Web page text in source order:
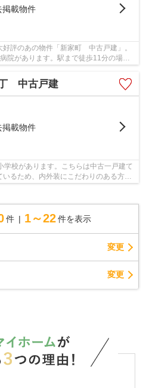
掲載物件
評のあの物件「新家町 中古戸建」。
院があります。駅まで徒歩11分の場所
中古戸建
掲載物件
学校があります。こちらは中古一戸建て
るため、内外装にこだわりのある方に
は築5年以内です...
件 1～22 件を表示
変更
変更